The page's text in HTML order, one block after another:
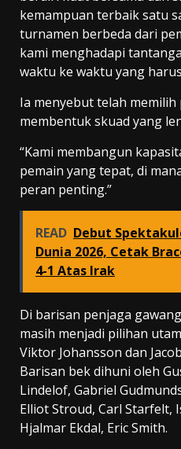
kemampuan terbaik satu
turnamen berbeda dari
kami menghadapi
waktu ke waktu yang
Ia menyebut telah
membentuk skuad yang
“Kami membangun
pemain yang tepat, di
peran penting.”
READ Debut
Dunia 2026, Cetak
4-1 Atas Irak
Di barisan penjaga
masih menjadi pilihan
Viktor Johansson dan
Barisan bek dihuni oleh
Lindelof, Gabriel
Elliot Stroud, Carl Starfelt,
Hjalmar Ekdal, Eric Smith.